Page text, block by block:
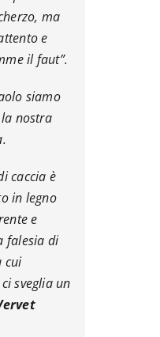
ma
e
il faut”.
siamo
nostra
caccia è
in legno
e
falesia di
cui
sveglia un